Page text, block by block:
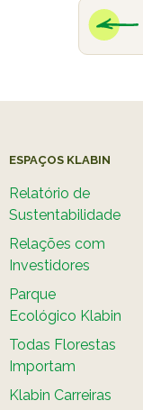
ESPAÇOS KLABIN
Relatório de
Sustentabilidade
Relações com
Investidores
Parque
Ecológico Klabin
Todas Florestas
Importam
Klabin Carreiras